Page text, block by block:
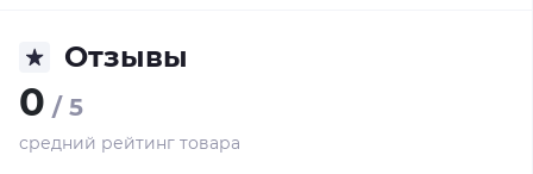
Отзывы
0 / 5
средний рейтинг товара